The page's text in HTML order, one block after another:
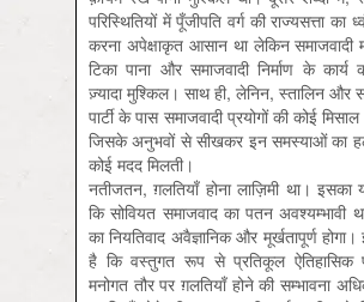
परिस्थितियों में पूँजीपति वर्ग की राज्यसत्ता का
करना अपेक्षाकृत आसान था लेकिन समाजवादी
टिका पाना और समाजवादी निर्माण के
ज़्यादा मुश्किल। साथ ही, लेनिन, स्तालिन और
पार्टी के पास समाजवादी प्रयोगों की कोई
जिसके अनुभवों से सीखकर इन समस्याओं का
कोई मदद मिलती।
नतीजतन, ग़लतियाँ होना लाज़िमी था।
कि सोवियत समाजवाद का पतन अवश्यम्भावी
का नियतिवाद अवैज्ञानिक और मूर्खतापूर्ण
है कि वस्तुगत रूप से प्रतिकूल ऐतिहासिक
मनोगत तौर पर ग़लतियाँ होने की सम्भावना